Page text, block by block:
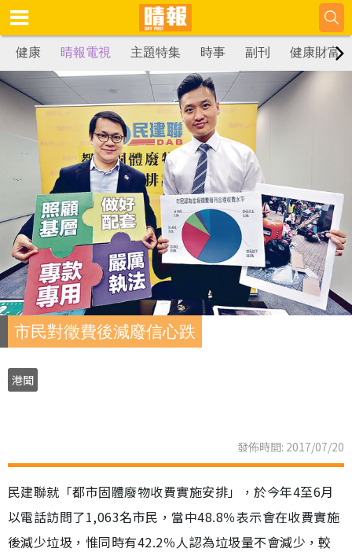
健康 晴報電視 主題特集 時事 副刊 健康財富
市民對徵費後減廢信心跌
港聞
發佈時間: 2017/07/20
民建聯就「都市固體廢物收費實施安排」，於今年4至6月
以電話訪問了1,063名市民，當中48.8％表示會在收費實施
後減少垃圾，惟同時有42.2％人認為垃圾量不會減少，較